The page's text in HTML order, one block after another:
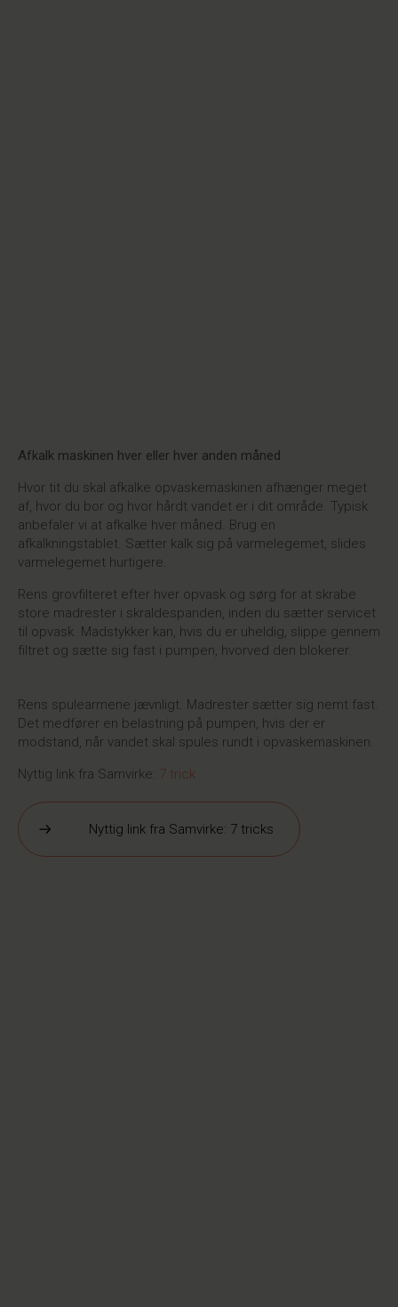
Afkalk maskinen hver eller hver anden måned
Hvor tit du skal afkalke opvaskemaskinen afhænger meget
af, hvor du bor og hvor hårdt vandet er i dit område. Typisk
anbefaler vi at afkalke hver måned. Brug en
afkalkningstablet. Sætter kalk sig på varmelegemet, slides
varmelegemet hurtigere.
Rens grovfilteret efter hver opvask og sørg for at skrabe
store madrester i skraldespanden, inden du sætter servicet
til opvask. Madstykker kan, hvis du er uheldig, slippe gennem
filtret og sætte sig fast i pumpen, hvorved den blokerer.
Rens spulearmene jævnligt. Madrester sætter sig nemt fast.
Det medfører en belastning på pumpen, hvis der er
modstand, når vandet skal spules rundt i opvaskemaskinen.
Nyttig link fra Samvirke: 7 trick
Nyttig link fra Samvirke: 7 tricks